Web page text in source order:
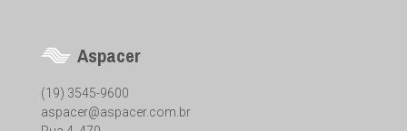
Aspacer
(19) 3545-9600
aspacer@aspacer.com.br